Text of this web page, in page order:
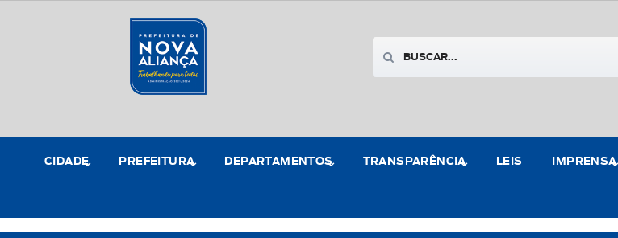
CIDADE PREFEITURA DEPARTAMENTOS TRANSPARÊNCIA LEIS IMPRENSA